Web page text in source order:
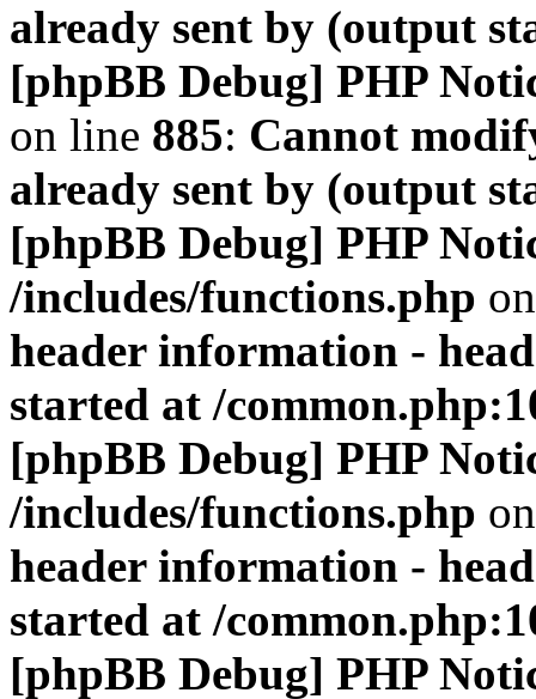
already sent by (output
[phpBB Debug] PHP
on line 885: Cannot
already sent by (output
[phpBB Debug] PHP
/includes/functions.php
header information -
started at /
[phpBB Debug] PHP
/includes/functions.php
header information -
started at /
[phpBB Debug] PHP